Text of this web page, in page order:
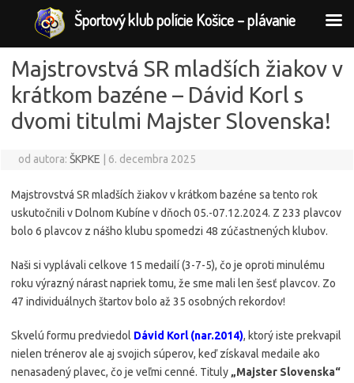
Majstrovstvá SR mladších žiakov v
krátkom bazéne – Dávid Korl s
dvomi titulmi Majster Slovenska!
od autora: ŠKPKE 6. decembra 2025
Majstrovstvá SR mladších žiakov v krátkom bazéne sa tento rok
uskutočnili v Dolnom Kubíne v dňoch 05.-07.12.2024. Z 233 plavcov
bolo 6 plavcov z nášho klubu spomedzi 48 zúčastnených klubov.
Naši si vyplávali celkove 15 medailí (3-7-5), čo je oproti minulému
roku výrazný nárast napriek tomu, že sme mali len šesť plavcov. Zo
47 individuálnych štartov bolo až 35 osobných rekordov!
Skvelú formu predviedol Dávid Korl (nar.2014), ktorý iste prekvapil
nielen trénerov ale aj svojich súperov, keď získaval medaile ako
nenasadený plavec, čo je veľmi cenné. Tituly „Majster Slovenska“
Športový klub polície Košice – plávanie